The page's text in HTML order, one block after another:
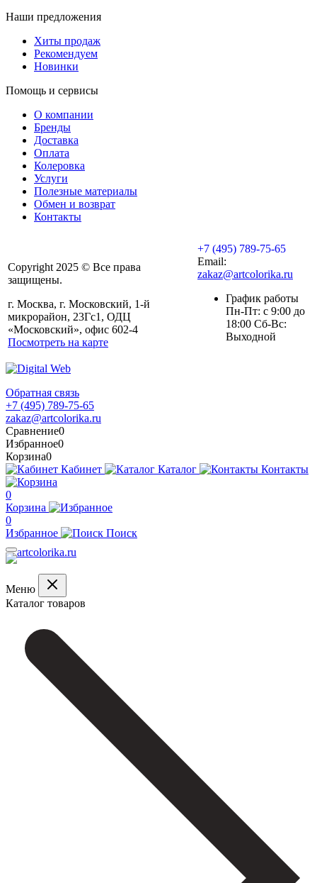
Наши предложения
Хиты продаж
Рекомендуем
Новинки
Помощь и сервисы
О компании
Бренды
Доставка
Оплата
Колеровка
Услуги
Полезные материалы
Обмен и возврат
Контакты
Copyright 2025 © Все права
защищены.
г. Москва, г. Московский, 1-й
микрорайон, 23Гс1, ОДЦ
«Московский», офис 602-4
Посмотреть на карте
+7 (495) 789-75-65
Email:
zakaz@artcolorika.ru
График работы
Пн-Пт: с 9:00 до
18:00 Сб-Вс:
Выходной
Обратная связь
+7 (495) 789-75-65
zakaz@artcolorika.ru
Сравнение0
Избранное0
Корзина0
Кабинет
Каталог Контакты
0
Корзина
0
Избранное
Поиск
Меню
Каталог товаров